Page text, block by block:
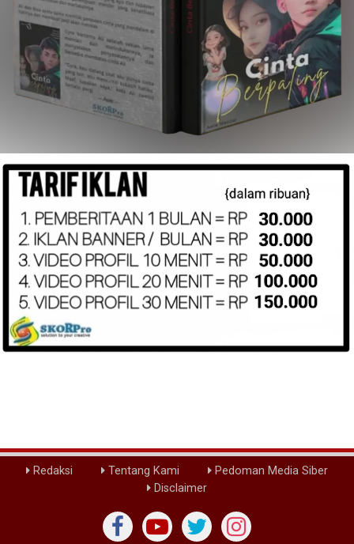
Redaksi Tentang Kami
Pedoman Media Siber
Disclaimer